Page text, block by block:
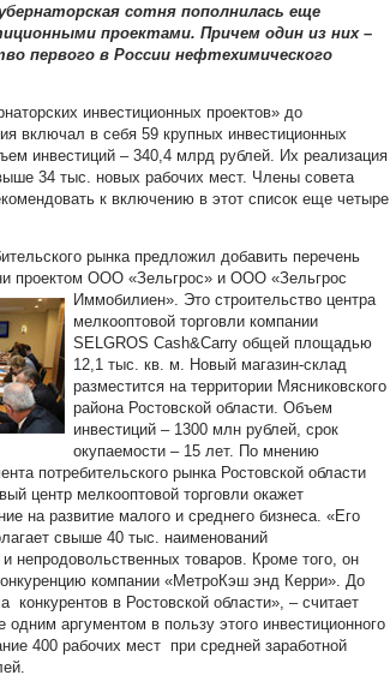
сотня пополнилась еще
проектами. Причем один из них –
первого в России нефтехимического
инвестиционных проектов» до
включал в себя 59 крупных инвестиционных
инвестиций – 340,4 млрд рублей. Их реализация
34 тыс. новых рабочих мест. Члены совета
к включению в этот список еще четыре
рынка предложил добавить перечень
проектом ООО «Зельгрос» и ООО «Зельгрос
Иммобилиен». Это строительство центра
мелкооптовой торговли компании
SELGROS Cash&Carry общей площадью
12,1 тыс. кв. м. Новый магазин-склад
разместится на территории Мясниковского
района Ростовской области. Объем
инвестиций – 1300 млн рублей, срок
окупаемости – 15 лет. По мнению
потребительского рынка Ростовской области
центр мелкооптовой торговли окажет
на развитие малого и среднего бизнеса. «Его
свыше 40 тыс. наименований
непродовольственных товаров. Кроме того, он
компании «МетроКэш энд Керри». До
конкурентов в Ростовской области», – считает
аргументом в пользу этого инвестиционного
400 рабочих мест при средней заработной